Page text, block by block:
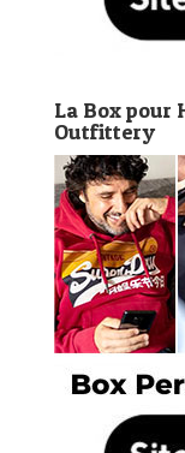
La Box pour
Outfittery